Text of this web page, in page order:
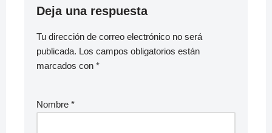
Deja una respuesta
Tu dirección de correo electrónico no será
publicada. Los campos obligatorios están
marcados con *
Nombre *